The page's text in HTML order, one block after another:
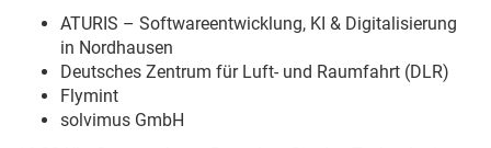
ATURIS – Softwareentwicklung, KI & Digitalisierung
in Nordhausen
Deutsches Zentrum für Luft- und Raumfahrt (DLR)
Flymint
solvimus GmbH